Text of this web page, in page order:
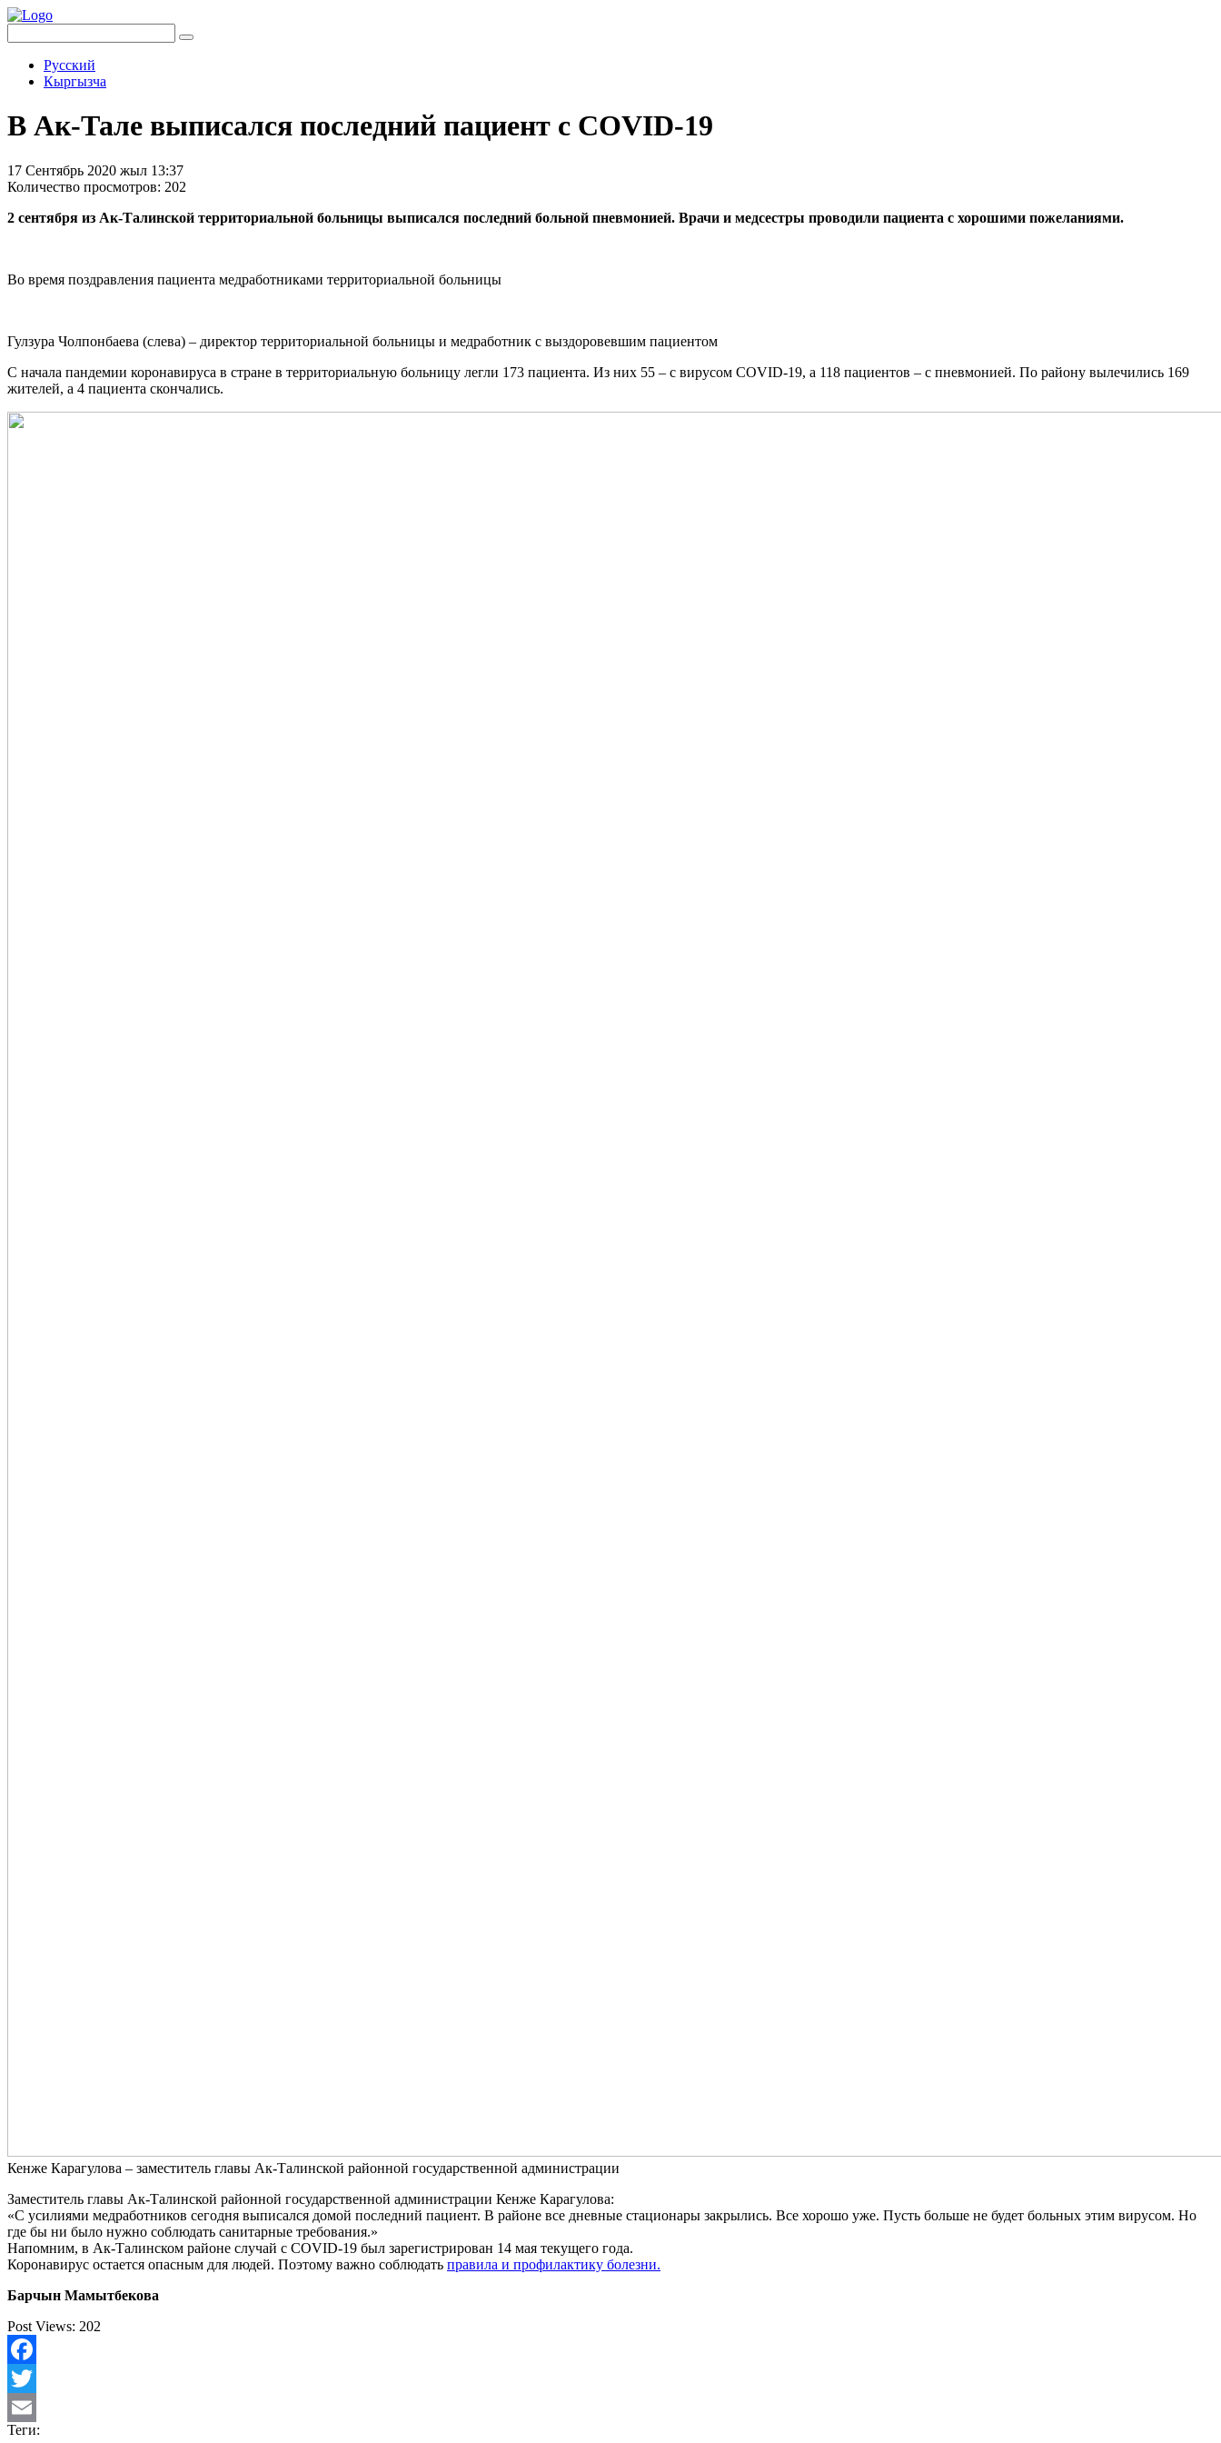
Русский
Кыргызча
В Ак-Тале выписался последний пациент с COVID-19
17 Сентябрь 2020 жыл 13:37
Количество просмотров: 202
2 сентября из Ак-Талинской территориальной больницы выписался последний больной пневмонией. Врачи и медсестры проводили пациента с хорошими пожеланиями.
Во время поздравления пациента медработниками территориальной больницы
Гулзура Чолпонбаева (слева) – директор территориальной больницы и медработник с выздоровевшим пациентом
С начала пандемии коронавируса в стране в территориальную больницу легли 173 пациента. Из них 55 – с вирусом COVID-19, а 118 пациентов – с пневмонией. По району вылечились 169
жителей, а 4 пациента скончались.
Кенже Карагулова – заместитель главы Ак-Талинской районной государственной администрации
Заместитель главы Ак-Талинской районной государственной администрации Кенже Карагулова:
«С усилиями медработников сегодня выписался домой последний пациент. В районе все дневные стационары закрылись. Все хорошо уже. Пусть больше не будет больных этим вирусом. Но
где бы ни было нужно соблюдать санитарные требования.»
Напомним, в Ак-Талинском районе случай с COVID-19 был зарегистрирован 14 мая текущего года.
Коронавирус остается опасным для людей. Поэтому важно соблюдать правила и профилактику болезни.
Барчын Мамытбекова
Post Views: 202
Facebook
Twitter
Email
Теги: